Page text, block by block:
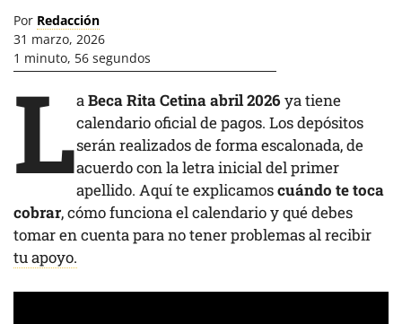
Por Redacción
31 marzo, 2026
1 minuto, 56 segundos
LaBeca Rita Cetina abril 2026 ya tiene
calendario oficial de pagos. Los depósitos
serán realizados de forma escalonada, de
acuerdo con la letra inicial del primer
apellido. Aquí te explicamoscuándo te toca
cobrar, cómo funciona el calendario y qué debes
tomar en cuenta para no tener problemas al recibir
tu apoyo.